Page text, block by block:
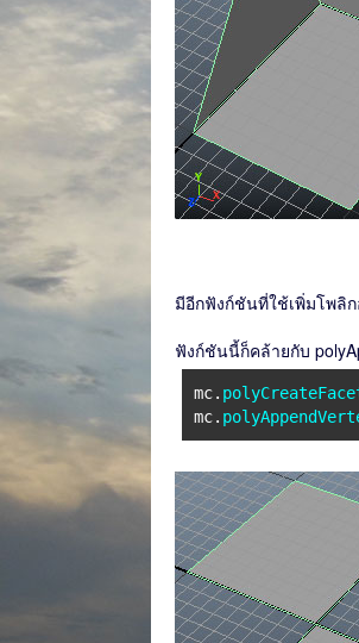
มีอีกฟังก์ชันที่ใช้เพิ่มโพลิก
ฟังก์ชันนี้ก็คล้ายกับ
mc.
mc.